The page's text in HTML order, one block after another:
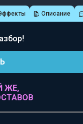
Описание
ЖЕ,